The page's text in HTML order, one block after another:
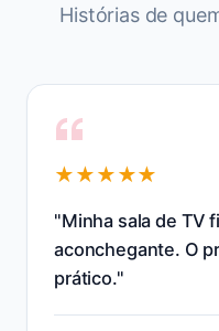
Histórias de
★★★★★
"Resolveram o
os armários na